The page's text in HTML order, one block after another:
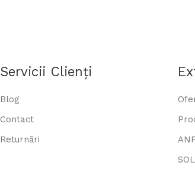
Servicii Clienţi
Blog
Contact
Returnări
SOL